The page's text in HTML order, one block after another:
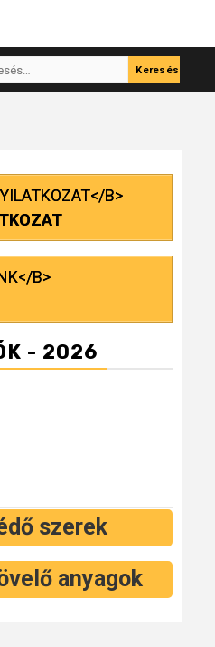
- 2026
szerek
anyagok